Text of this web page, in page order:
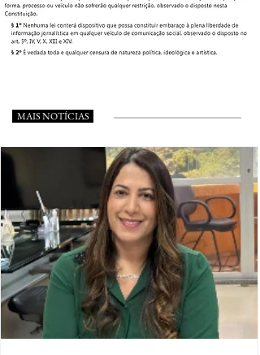
MAIS NOTÍCIAS